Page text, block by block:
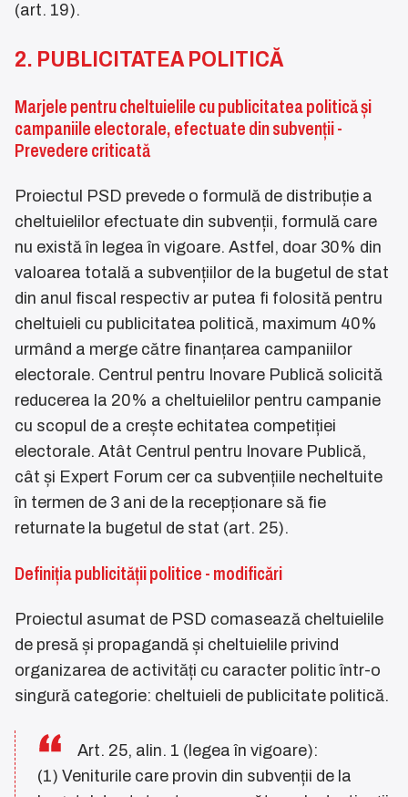
(art. 19).
2. PUBLICITATEA POLITICĂ
Marjele pentru cheltuielile cu publicitatea politică și
campaniile electorale, efectuate din subvenții -
Prevedere criticată
Proiectul PSD prevede o formulă de distribuție a
cheltuielilor efectuate din subvenții, formulă care
nu există în legea în vigoare. Astfel, doar 30% din
valoarea totală a subvențiilor de la bugetul de stat
din anul fiscal respectiv ar putea fi folosită pentru
cheltuieli cu publicitatea politică, maximum 40%
urmând a merge către finanțarea campaniilor
electorale. Centrul pentru Inovare Publică solicită
reducerea la 20% a cheltuielilor pentru campanie
cu scopul de a crește echitatea competiției
electorale. Atât Centrul pentru Inovare Publică,
cât și Expert Forum cer ca subvențiile necheltuite
în termen de 3 ani de la recepționare să fie
returnate la bugetul de stat (art. 25).
Definiția publicității politice - modificări
Proiectul asumat de PSD comasează cheltuielile
de presă și propagandă și cheltuielile privind
organizarea de activități cu caracter politic într-o
singură categorie: cheltuieli de publicitate politică.
Art. 25, alin. 1 (legea în vigoare):
(1) Veniturile care provin din subvenții de la